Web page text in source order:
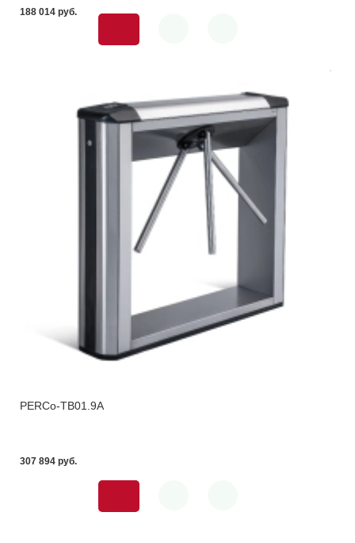
188 014 pуб.
PERCo-TB01.9A
307 894 pуб.